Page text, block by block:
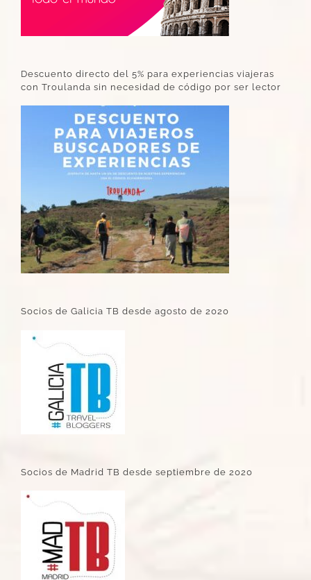
Descuento directo del 5% para experiencias viajeras
con Troulanda sin necesidad de código por ser lector
Socios de Galicia TB desde agosto de 2020
Socios de Madrid TB desde septiembre de 2020